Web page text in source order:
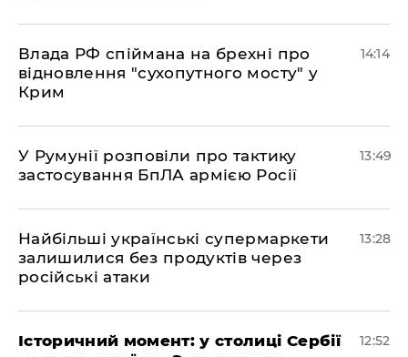
Влада РФ спіймана на брехні про
відновлення "сухопутного мосту" у
Крим
14:14
У Румунії розповіли про тактику
застосування БпЛА армією Росії
13:49
Найбільші українські супермаркети
залишилися без продуктів через
російські атаки
13:28
Історичний момент: у столиці Сербії
12:52